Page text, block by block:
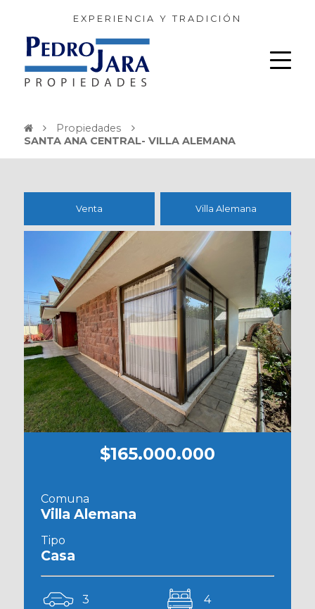
EXPERIENCIA Y TRADICIÓN
Propiedades
SANTA ANA CENTRAL- VILLA ALEMANA
Venta Villa Alemana
$165.000.000
Comuna
Villa Alemana
Tipo
Casa
3 4